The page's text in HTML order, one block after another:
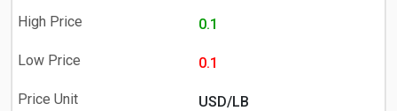
0.1
0.1
USD/LB